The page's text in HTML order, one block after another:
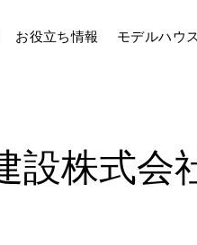
お役立ち情報 モデルハウス
設株式会